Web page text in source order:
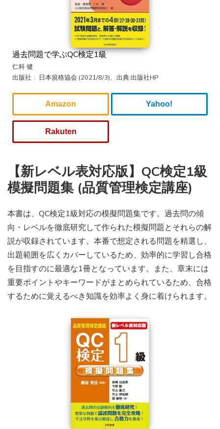
過去問題で学ぶQC検定1級
仁科 健
出版社 ‏ : ‎ 日本規格協会 (2021/8/3)、出典:出版社HP
Amazon Yahoo!
Rakuten
【新レベル表対応版】QC検定1級
模擬問題集 (品質管理検定講座)
本書は、QC検定1級対応の模擬問題集です。過去問の傾
向・レベルを徹底研究して作られた模擬問題とそれらの解
説が収録されています。本番で想定される問題を精選し、
出題範囲を広くカバーしているため、効率的に学習し合格
を目指すのに最適な1冊となっています。また、章末には
重要ポイントやキーワードがまとめられているため、合格
するために覚えるべき知識を効率よく身に着けられます。